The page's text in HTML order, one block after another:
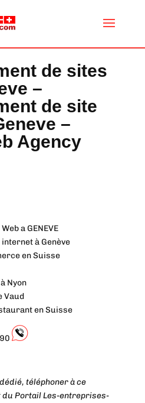
de sites
–
de site
–
Agency
a GENEVE
à Genève
en Suisse
Nyon
Vaud
en Suisse
téléphoner à ce
Portail Les-entreprises-